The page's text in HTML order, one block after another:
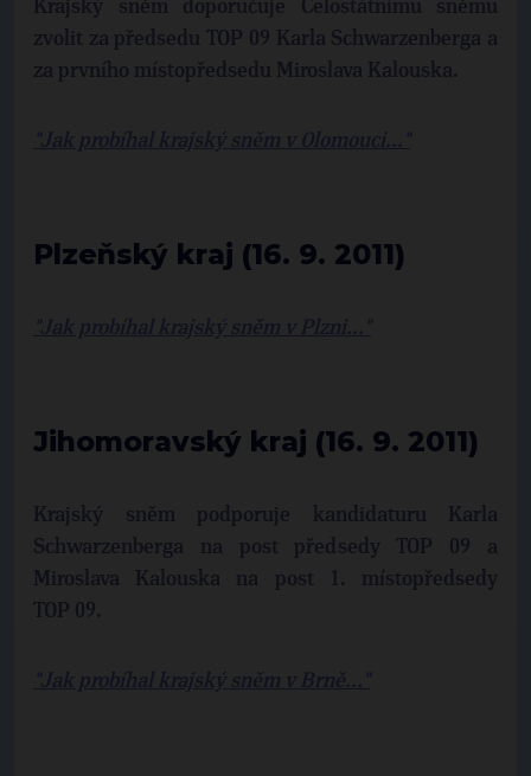
Krajský sněm doporučuje Celostátnímu sněmu
zvolit za předsedu TOP 09 Karla Schwarzenberga a
za prvního místopředsedu Miroslava Kalouska.
Plzeňský kraj (16. 9. 2011)
Jihomoravský kraj (16. 9. 2011)
Krajský sněm podporuje kandidaturu Karla
Schwarzenberga na post předsedy TOP 09 a
Miroslava Kalouska na post 1. místopředsedy
TOP 09.